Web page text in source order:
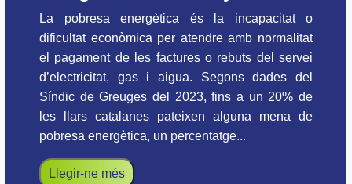
La pobresa energètica és la incapacitat o
dificultat econòmica per atendre amb normalitat
el pagament de les factures o rebuts del servei
d’electricitat, gas i aigua. Segons dades del
Síndic de Greuges del 2023, fins a un 20% de
les llars catalanes pateixen alguna mena de
pobresa energètica, un percentatge...
Llegir-ne més